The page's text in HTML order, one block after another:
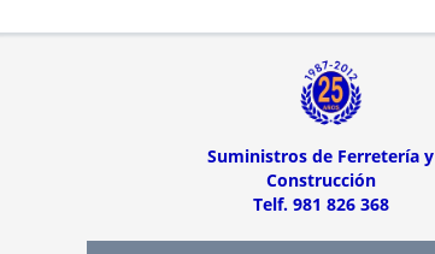
Suministros de Ferretería y
Construcción
Telf. 981 826 368